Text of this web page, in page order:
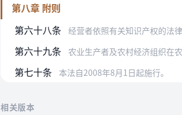
第八章 附则
第六十八条
经营者依照有关知识产权的法律
第六十九条 农业生产者及农村经济组织在
第七十条 本法自2008年8月1日起施行。
相关版本